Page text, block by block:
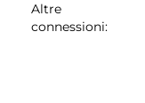
Altre
connessioni: